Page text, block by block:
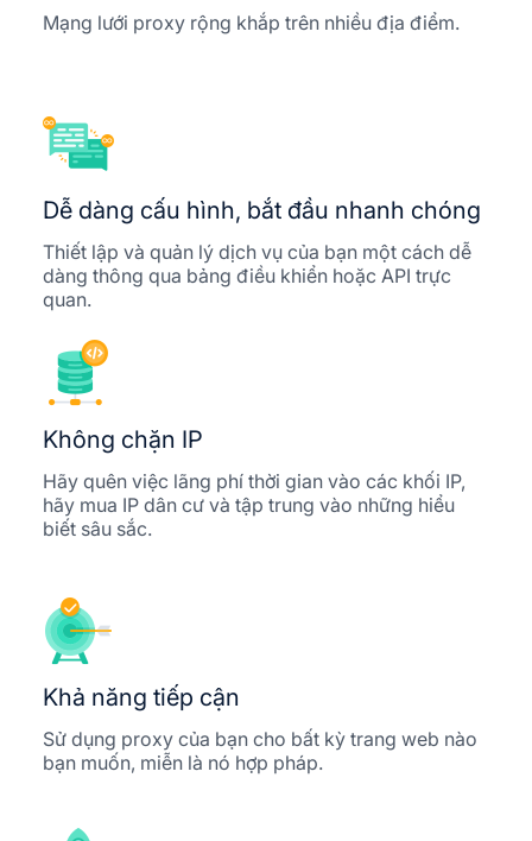
Mạng lưới proxy rộng khắp trên nhiều địa điểm.
Dễ dàng cấu hình, bắt đầu nhanh chóng
Thiết lập và quản lý dịch vụ của bạn một cách dễ
dàng thông qua bảng điều khiển hoặc API trực
quan.
Không chặn IP
Hãy quên việc lãng phí thời gian vào các khối IP,
hãy mua IP dân cư và tập trung vào những hiểu
biết sâu sắc.
Khả năng tiếp cận
Sử dụng proxy của bạn cho bất kỳ trang web nào
bạn muốn, miễn là nó hợp pháp.